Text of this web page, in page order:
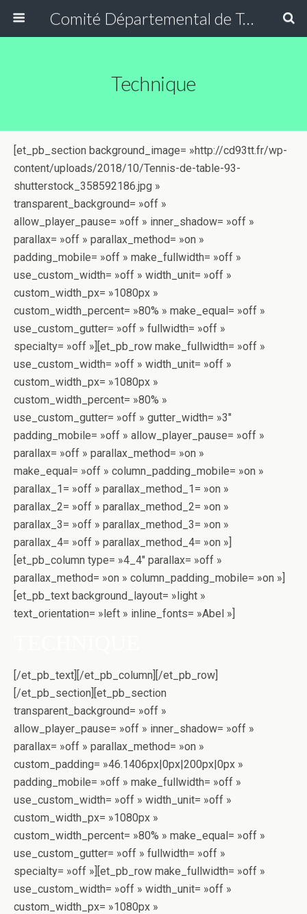
Comité Départemental de Tennis de Table de Seine Saint-Denis
Technique
[et_pb_section background_image= »http://cd93tt.fr/wp-
content/uploads/2018/10/Tennis-de-table-93-
shutterstock_358592186.jpg »
transparent_background= »off »
allow_player_pause= »off » inner_shadow= »off »
parallax= »off » parallax_method= »on »
padding_mobile= »off » make_fullwidth= »off »
use_custom_width= »off » width_unit= »off »
custom_width_px= »1080px »
custom_width_percent= »80% » make_equal= »off »
use_custom_gutter= »off » fullwidth= »off »
specialty= »off »][et_pb_row make_fullwidth= »off »
use_custom_width= »off » width_unit= »off »
custom_width_px= »1080px »
custom_width_percent= »80% »
use_custom_gutter= »off » gutter_width= »3″
padding_mobile= »off » allow_player_pause= »off »
parallax= »off » parallax_method= »on »
make_equal= »off » column_padding_mobile= »on »
parallax_1= »off » parallax_method_1= »on »
parallax_2= »off » parallax_method_2= »on »
parallax_3= »off » parallax_method_3= »on »
parallax_4= »off » parallax_method_4= »on »]
[et_pb_column type= »4_4″ parallax= »off »
parallax_method= »on » column_padding_mobile= »on »]
[et_pb_text background_layout= »light »
text_orientation= »left » inline_fonts= »Abel »]
[/et_pb_text][/et_pb_column][/et_pb_row]
[/et_pb_section][et_pb_section
transparent_background= »off »
allow_player_pause= »off » inner_shadow= »off »
parallax= »off » parallax_method= »on »
custom_padding= »46.1406px|0px|200px|0px »
padding_mobile= »off » make_fullwidth= »off »
use_custom_width= »off » width_unit= »off »
custom_width_px= »1080px »
custom_width_percent= »80% » make_equal= »off »
use_custom_gutter= »off » fullwidth= »off »
specialty= »off »][et_pb_row make_fullwidth= »off »
use_custom_width= »off » width_unit= »off »
custom_width_px= »1080px »